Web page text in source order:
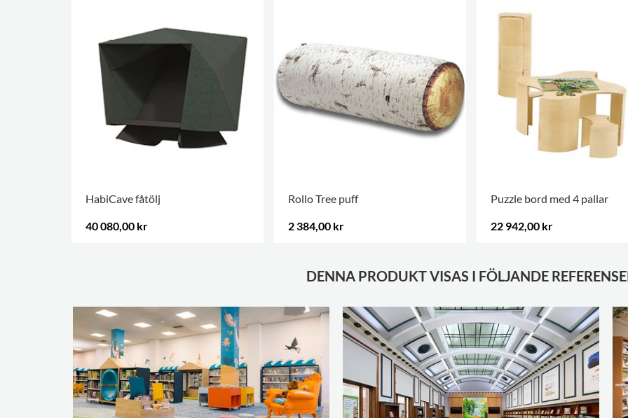
HabiCave fåtölj
40 080,00 kr
Rollo Tree puff
2 384,00 kr
Puzzle bord med 4 pallar
22 942,00 kr
DENNA PRODUKT VISAS I FÖLJANDE